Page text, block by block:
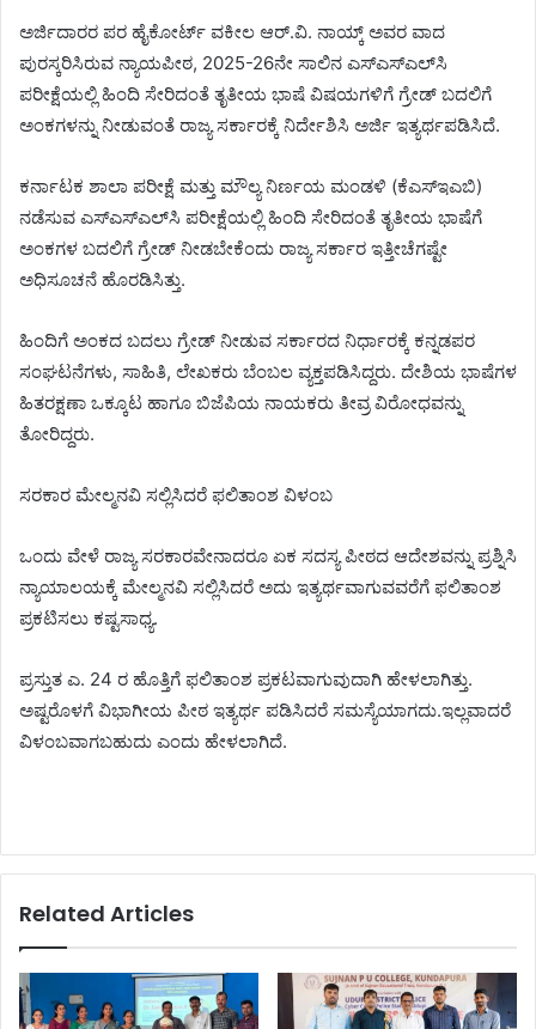
ಅರ್ಜಿದಾರರ ಪರ ಹೈಕೋರ್ಟ್‌ ವಕೀಲ ಆರ್‌.ವಿ. ನಾಯ್ಕ್‌ ಅವರ ವಾದ
ಪುರಸ್ಕರಿಸಿರುವ ನ್ಯಾಯಪೀಠ, 2025-26ನೇ ಸಾಲಿನ ಎಸ್‌ಎಸ್ಎಲ್‌ಸಿ
ಪರೀಕ್ಷೆಯಲ್ಲಿ ಹಿಂದಿ ಸೇರಿದಂತೆ ತೃತೀಯ ಭಾಷೆ ವಿಷಯಗಳಿಗೆ ಗ್ರೇಡ್‌ ಬದಲಿಗೆ
ಅಂಕಗಳನ್ನು ನೀಡುವಂತೆ ರಾಜ್ಯ ಸರ್ಕಾರಕ್ಕೆ ನಿರ್ದೇಶಿಸಿ ಅರ್ಜಿ ಇತ್ಯರ್ಥಪಡಿಸಿದೆ.
ಕರ್ನಾಟಕ ಶಾಲಾ ಪರೀಕ್ಷೆ ಮತ್ತು ಮೌಲ್ಯ ನಿರ್ಣಯ ಮಂಡಳಿ (ಕೆಎಸ್‌ಇಎಬಿ)
ನಡೆಸುವ ಎಸ್‌ಎಸ್‌ಎಲ್‌ಸಿ ಪರೀಕ್ಷೆಯಲ್ಲಿ ಹಿಂದಿ ಸೇರಿದಂತೆ ತೃತೀಯ ಭಾಷೆಗೆ
ಅಂಕಗಳ ಬದಲಿಗೆ ಗ್ರೇಡ್‌ ನೀಡಬೇಕೆಂದು ರಾಜ್ಯ ಸರ್ಕಾರ ಇತ್ತೀಚೆಗಷ್ಟೇ
ಅಧಿಸೂಚನೆ ಹೊರಡಿಸಿತ್ತು.
ಹಿಂದಿಗೆ ಅಂಕದ ಬದಲು ಗ್ರೇಡ್ ನೀಡುವ ಸರ್ಕಾರದ ನಿರ್ಧಾರಕ್ಕೆ ಕನ್ನಡಪರ
ಸಂಘಟನೆಗಳು, ಸಾಹಿತಿ, ಲೇಖಕರು ಬೆಂಬಲ ವ್ಯಕ್ತಪಡಿಸಿದ್ದರು. ದೇಶಿಯ ಭಾಷೆಗಳ
ಹಿತರಕ್ಷಣಾ ಒಕ್ಕೂಟ ಹಾಗೂ ಬಿಜೆಪಿಯ ನಾಯಕರು ತೀವ್ರ ವಿರೋಧವನ್ನು
ತೋರಿದ್ದರು.
ಸರಕಾರ ಮೇಲ್ಮನವಿ ಸಲ್ಲಿಸಿದರೆ ಫಲಿತಾಂಶ ವಿಳಂಬ
ಒಂದು ವೇಳೆ ರಾಜ್ಯ ಸರಕಾರವೇನಾದರೂ ಏಕ ಸದಸ್ಯ ಪೀಠದ ಆದೇಶವನ್ನು ಪ್ರಶ್ನಿಸಿ
ನ್ಯಾಯಾಲಯಕ್ಕೆ ಮೇಲ್ಮನವಿ ಸಲ್ಲಿಸಿದರೆ ಅದು ಇತ್ಯರ್ಥವಾಗುವವರೆಗೆ ಫಲಿತಾಂಶ
ಪ್ರಕಟಿಸಲು ಕಷ್ಟಸಾಧ್ಯ.
ಪ್ರಸ್ತುತ ಎ. 24 ರ ಹೊತ್ತಿಗೆ ಫಲಿತಾಂಶ ಪ್ರಕಟವಾಗುವುದಾಗಿ ಹೇಳಲಾಗಿತ್ತು.
ಅಷ್ಟರೊಳಗೆ ವಿಭಾಗೀಯ ಪೀಠ ಇತ್ಯರ್ಥ ಪಡಿಸಿದರೆ ಸಮಸ್ಯೆಯಾಗದು.ಇಲ್ಲವಾದರೆ
ವಿಳಂಬವಾಗಬಹುದು ಎಂದು ಹೇಳಲಾಗಿದೆ.
Related Articles